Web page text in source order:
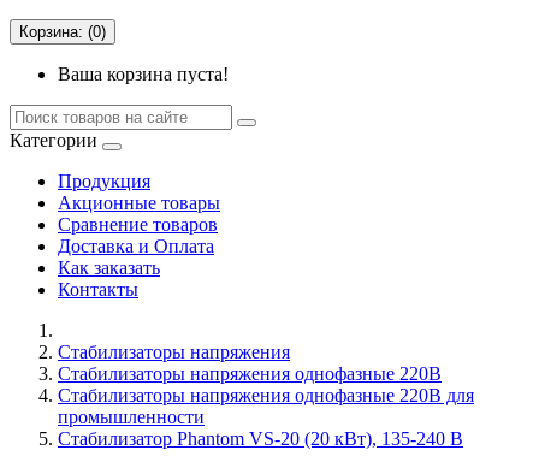
Корзина: (0)
Ваша корзина пуста!
Категории
Продукция
Акционные товары
Сравнение товаров
Доставка и Оплата
Как заказать
Контакты
Стабилизаторы напряжения
Cтабилизаторы напряжения однофазные 220В
Стабилизаторы напряжения однофазные 220В для
промышленности
Стабилизатор Phantom VS-20 (20 кВт), 135-240 В